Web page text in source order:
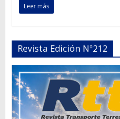
Leer más
Revista Edición Nº212